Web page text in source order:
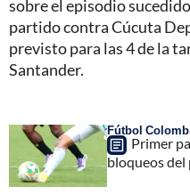
sobre el episodio
partido contra Cúcuta
previsto para las 4 de la
Santander.
Fútbol
Primer
bloqueos del